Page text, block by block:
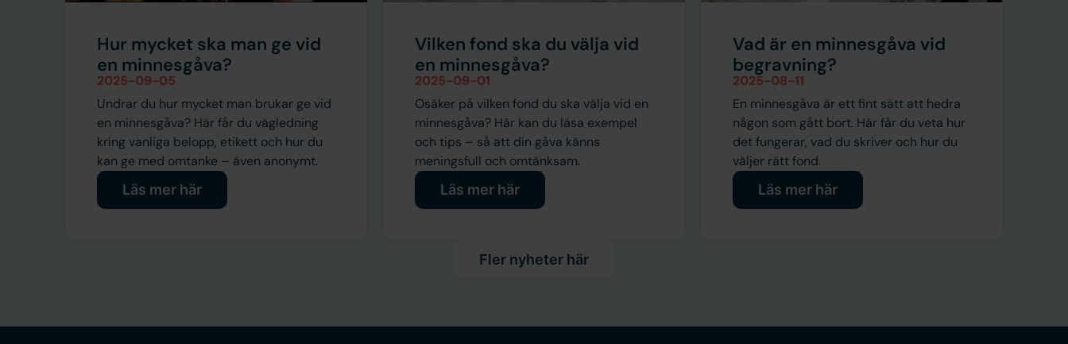
Hur mycket ska man ge vid
en minnesgåva?
2025-09-05
Undrar du hur mycket man brukar ge vid
en minnesgåva? Här får du vägledning
kring vanliga belopp, etikett och hur du
kan ge med omtanke – även anonymt.
Läs mer här
Vilken fond ska du välja vid
en minnesgåva?
2025-09-01
Osäker på vilken fond du ska välja vid en
minnesgåva? Här kan du läsa exempel
och tips – så att din gåva känns
meningsfull och omtänksam.
Läs mer här
Vad är en minnesgåva vid
begravning?
2025-08-11
En minnesgåva är ett fint sätt att hedra
någon som gått bort. Här får du veta hur
det fungerar, vad du skriver och hur du
väljer rätt fond.
Läs mer här
Fler nyheter här